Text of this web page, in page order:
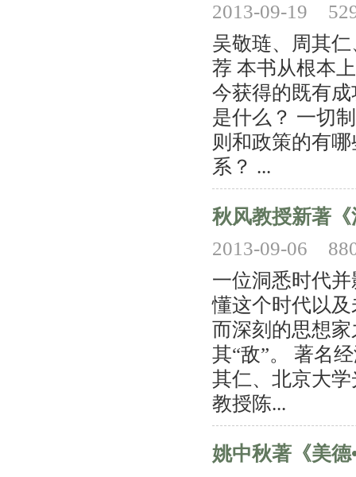
2013-09-19
吴敬琏、周其
荐 本书从根本
今获得的既有
是什么？ 一切
则和政策的有
系？ ...
秋风教授新著
2013-09-06
一位洞悉时代
懂这个时代以
而深刻的思想
其“敌”。 著名
其仁、北京大
教授陈...
姚中秋著《美德